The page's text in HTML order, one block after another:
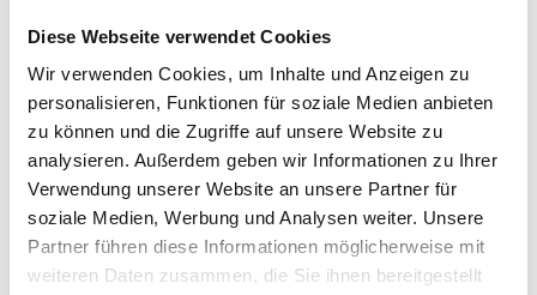
Diese Webseite verwendet Cookies
Wir verwenden Cookies, um Inhalte und Anzeigen zu
personalisieren, Funktionen für soziale Medien anbieten
zu können und die Zugriffe auf unsere Website zu
analysieren. Außerdem geben wir Informationen zu Ihrer
Verwendung unserer Website an unsere Partner für
soziale Medien, Werbung und Analysen weiter. Unsere
Partner führen diese Informationen möglicherweise mit
weiteren Daten zusammen, die Sie ihnen bereitgestellt
Produktionsketten zu stärken und der
Bevölkerung von Pisco bei der Anpassung an
den Klimawandel zu helfen.
PIURA:
Beim VIII. Nationalen Seminar über
Meeresküsten in Sechura (Iura) mit über 150
Vertreterinnen und Vertretern aus den 10
Küstenregionen wurden Fortschritte im